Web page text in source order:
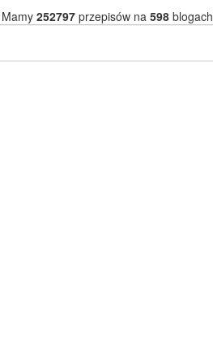
Mamy 252797przepisów na 598